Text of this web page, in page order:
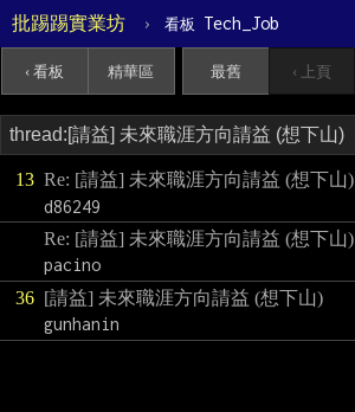
批踢踢實業坊 › 看板 Tech_Job
‹ 看板 精華區 最舊 ‹ 上頁
13 Re: [請益] 未來職涯方向請益 (想下山)
d86249
Re: [請益] 未來職涯方向請益 (想下山)
pacino
36 [請益] 未來職涯方向請益 (想下山)
gunhanin